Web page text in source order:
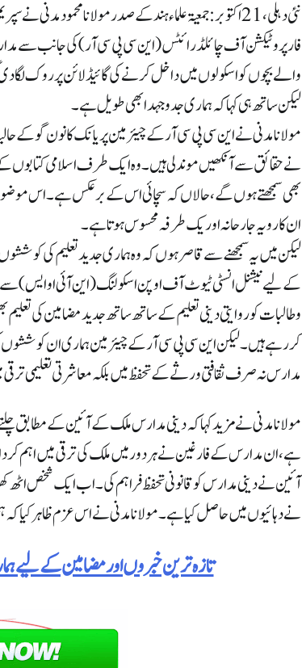
نئی دہلی، 21 اکتوبر: جمعیۃ علماء ہند کے صدر مولانا
فار پروٹیکشن آف چائلڈ رائٹس (این سی پی سی آر) کی جانب سے
والے بچوں کو اسکولوں میں داخل کرنے کی گائیڈلائن پر روک لگادی
لیکن ساتھ ہی کہا کہ ہماری جدوجہد ابھی طویل ہے۔
مولانا مدنی نے این سی پی سی آر کے چیئرمین پریانک کانون گو کے
نے حقائق سے آنکھیں موند لی ہیں ۔ وہ ایک طرف اسلامی
بھی سمجھتے ہوں گے ، حالاں کہ سچائی اس کے برعکس ہے ۔ اس
ان کا رویہ جارحانہ اور یک طرفہ محسوس ہوتا ہے ۔
لیکن میں یہ سمجھنے سے قاصر ہوں کہ وہ ہماری جدید تعلیم کی کوششوں
کے لیے نیشنل انسٹی ٹیوٹ آف اوپن اسکولنگ (این آئی او ایس) سے
وطالبات کو روایتی دینی تعلیم کے ساتھ ساتھ جدید مضامین کی
کررہے ہیں ۔ لیکن این سی پی سی آر کے چیئرمین ہماری ان کوششوں
مدارس نہ صرف ثقافتی ورثے کے تحفظ میں بلکہ معاشرتی تعلیمی
مولانا مدنی نے مزید کہا کہ دینی مدارس ملک کے آئین کے مطابق
ہے، ان مدارس کے فارغین نے ہر دور میں ملک کی ترقی میں اہم
آئین نے دینی مدارس کو قانونی تحفظ فراہم کی۔ اب ایک شخص اٹھ
نے دہائیوں میں حاصل کیا ہے۔مولانا مدنی نے اس عزم ظاہر کیا
تازہ ترین خبروں اور مضامین کے